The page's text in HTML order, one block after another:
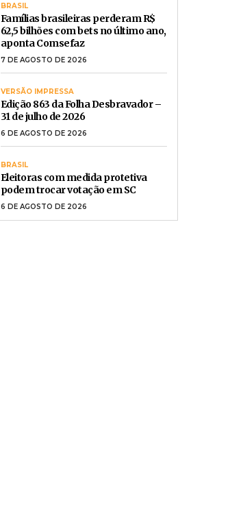
BRASIL
Famílias brasileiras perderam R$
62,5 bilhões com bets no último ano,
aponta Comsefaz
7 DE AGOSTO DE 2026
VERSÃO IMPRESSA
Edição 863 da Folha Desbravador –
31 de julho de 2026
6 DE AGOSTO DE 2026
BRASIL
Eleitoras com medida protetiva
podem trocar votação em SC
6 DE AGOSTO DE 2026